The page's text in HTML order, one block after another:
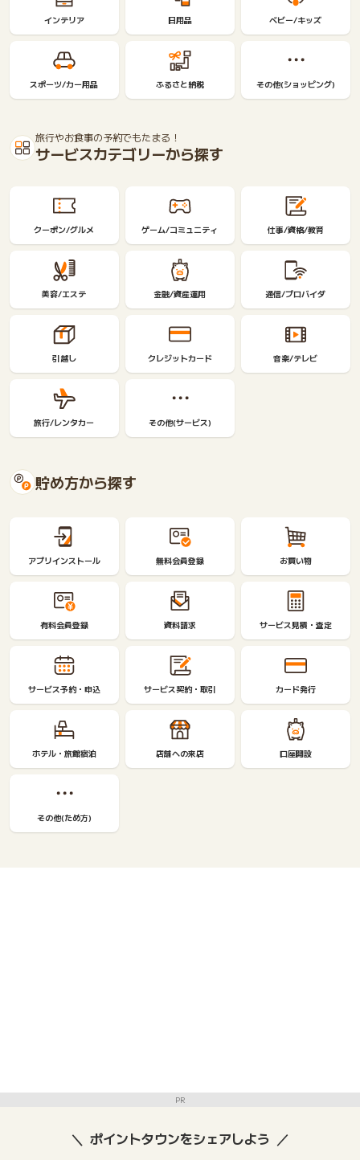
インテリア 日用品 ベビー/キッズ
スポーツ/カー用品 ふるさと納税 その他(ショッピング)
旅行やお食事の予約でもたまる！
サービスカテゴリーから探す
クーポン/グルメ ゲーム/コミュニティ 仕事/資格/教育
美容/エステ 金融/資産運用 通信/プロバイダ
引越し クレジットカード 音楽/テレビ
旅行/レンタカー その他(サービス)
貯め方から探す
アプリインストール 無料会員登録 お買い物
有料会員登録 資料請求 サービス見積・査定
サービス予約・申込 サービス契約・取引 カード発行
ホテル・旅館宿泊 店舗への来店 口座開設
その他(ため方)
PR
ポイントタウンをシェアしよう